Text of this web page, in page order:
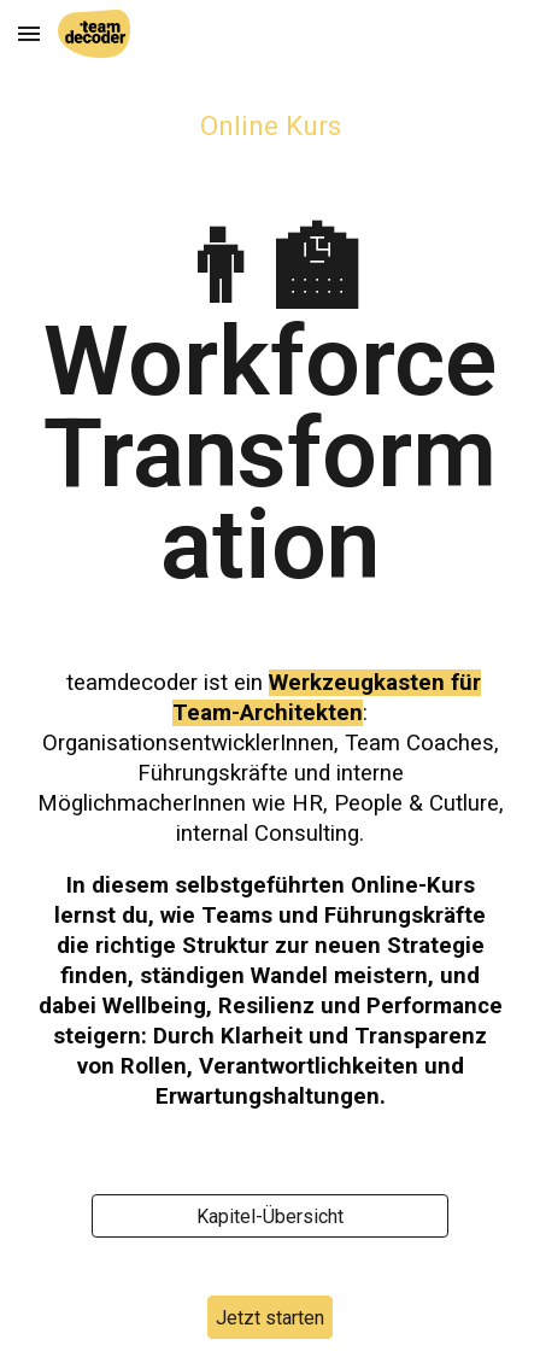
Skip to main content
Online Kurs
👨‍🏫
Workforce
Transform
ation
teamdecoder ist ein Werkzeugkasten für
Team-Architekten:
OrganisationsentwicklerInnen, Team Coaches,
Führungskräfte und interne
MöglichmacherInnen wie HR, People & Cutlure,
internal Consulting.
In diesem selbstgeführten Online-Kurs
lernst du, wie Teams und Führungskräfte
die richtige Struktur zur neuen Strategie
finden, ständigen Wandel meistern, und
dabei Wellbeing, Resilienz und Performance
steigern: Durch Klarheit und Transparenz
von Rollen, Verantwortlichkeiten und
Erwartungshaltungen.
Kapitel-Übersicht
Jetzt starten